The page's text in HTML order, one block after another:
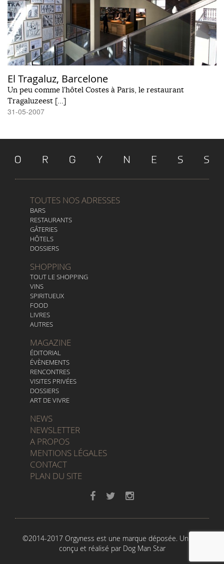
El Tragaluz, Barcelone
Un peu comme l'hôtel Costes à Paris, le restaurant
Tragaluzeest […]
31-05-2007
TOUTES NOS ADRESSES
BARS
RESTAURANTS
GÂTERIES
HÔTELS
DOSSIERS
SHOPPING
TOUT LE SHOPPING
VINS
SPIRITUEUX
FOOD
LIVRES
AUTRES
MAGAZINE
ÉDITORIAL
ÉVÈNEMENTS
RENCONTRES
VISITES PRIVÉES
DOSSIERS
ART DE VIVRE
NEWS
NEWSLETTER
A PROPOS
MENTIONS LÉGALES
CONTACT
PLAN DU SITE
©2014-2017 Orgyness est une marque déposée. Un site
conçu et réalisé par Dog Man Star